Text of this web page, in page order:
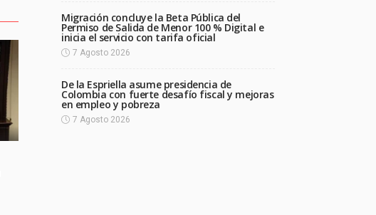
Migración concluye la Beta Pública del
Permiso de Salida de Menor 100 % Digital e
inicia el servicio con tarifa oficial
7 Agosto 2026
De la Espriella asume presidencia de
Colombia con fuerte desafío fiscal y mejoras
en empleo y pobreza
7 Agosto 2026